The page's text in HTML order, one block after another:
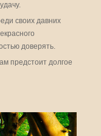
своих давних
доверять.
предстоит долгое